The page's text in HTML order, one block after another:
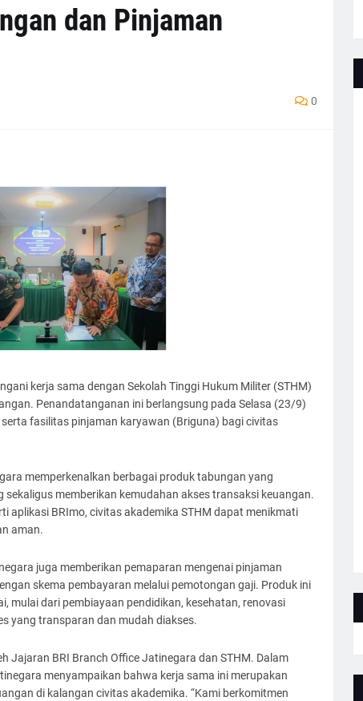
dan Pinjaman
0
kerja sama dengan Sekolah Tinggi Hukum Militer (STHM)
Penandatanganan ini berlangsung pada Selasa (23/9)
fasilitas pinjaman karyawan (Briguna) bagi civitas
memperkenalkan berbagai produk tabungan yang
memberikan kemudahan akses transaksi keuangan.
aplikasi BRImo, civitas akademika STHM dapat menikmati
aman.
juga memberikan pemaparan mengenai pinjaman
skema pembayaran melalui pemotongan gaji. Produk ini
mulai dari pembiayaan pendidikan, kesehatan, renovasi
yang transparan dan mudah diakses.
Jajaran BRI Branch Office Jatinegara dan STHM. Dalam
menyampaikan bahwa kerja sama ini merupakan
di kalangan civitas akademika. “Kami berkomitmen